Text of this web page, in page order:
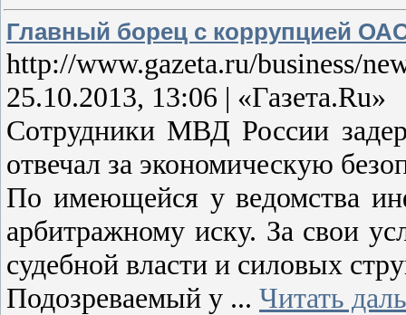
Главный борец с коррупцией
http://www.gazeta.ru/business/
25.10.2013, 13:06 | «Газета.Ru»
Сотрудники МВД России
отвечал за экономическую
По имеющейся у ведомства
арбитражному иску. За свои
судебной власти и силовых
Подозреваемый у ... Читать